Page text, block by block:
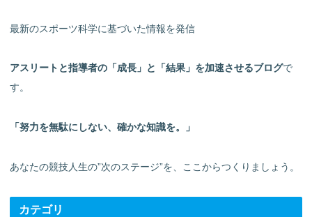
最新のスポーツ科学に基づいた情報を発信
アスリートと指導者の「成長」と「結果」を加速させるブログで
す。
「努力を無駄にしない、確かな知識を。」
あなたの競技人生の”次のステージ”を、ここからつくりましょう。
カテゴリ